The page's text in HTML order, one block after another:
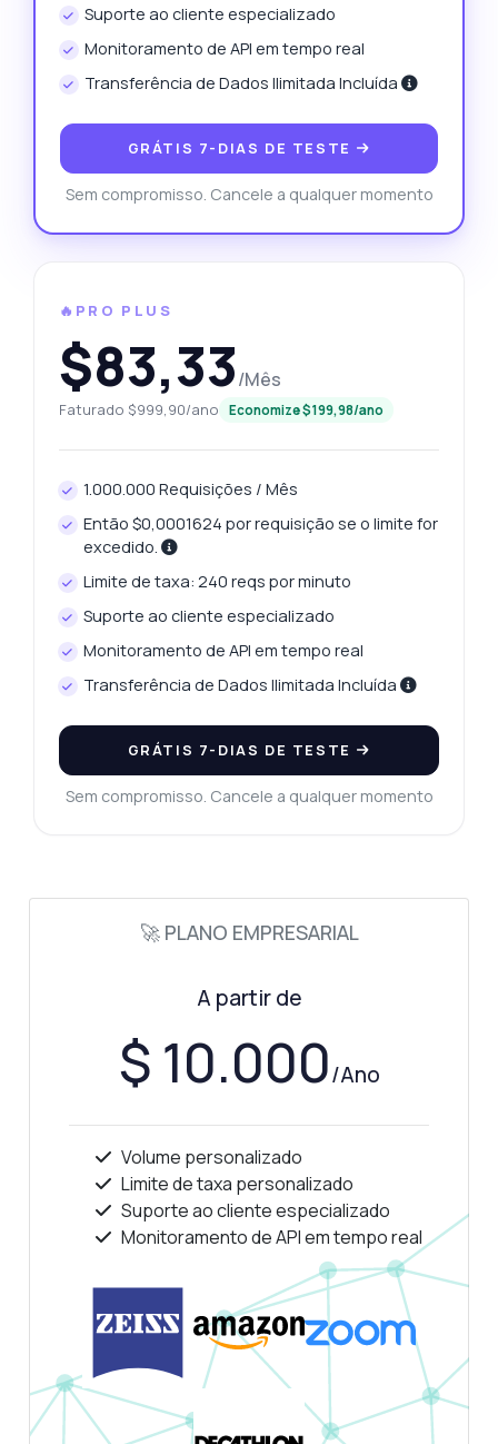
Suporte ao cliente especializado
Monitoramento de API em tempo real
Transferência de Dados Ilimitada Incluída
GRÁTIS 7-DIAS DE TESTE
Sem compromisso. Cancele a qualquer momento
🔥PRO PLUS
$83,33/Mês
Faturado $999,90/ano Economize $199,98/ano
1.000.000 Requisições / Mês
Então $0,0001624 por requisição se o limite for
excedido.
Limite de taxa: 240 reqs por minuto
Suporte ao cliente especializado
Monitoramento de API em tempo real
Transferência de Dados Ilimitada Incluída
GRÁTIS 7-DIAS DE TESTE
Sem compromisso. Cancele a qualquer momento
🚀 PLANO EMPRESARIAL
A partir de
$ 10.000/Ano
Volume personalizado
Limite de taxa personalizado
Suporte ao cliente especializado
Monitoramento de API em tempo real
Olá! Pergunte qualquer coisa sobre
Moderação de Texto e Reconhecimento de
Discurso de Ódio API — endpoints, preços,
dicas de integração, o que precisar.